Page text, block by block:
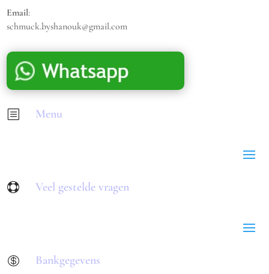
Email:
schmuck.byshanouk@gmail.com
b Menu
 Veel gestelde vragen
 Bankgegevens